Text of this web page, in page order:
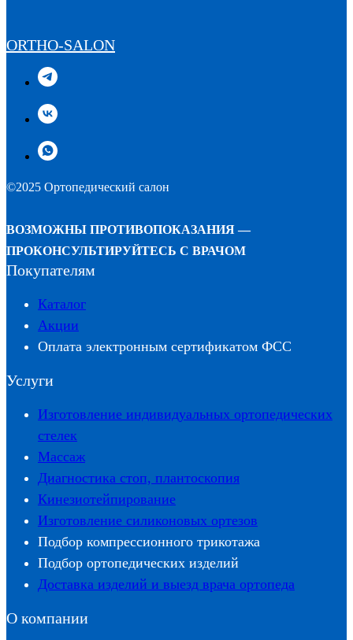
ORTHO-SALON
©2025 Ортопедический салон
ВОЗМОЖНЫ ПРОТИВОПОКАЗАНИЯ —
ПРОКОНСУЛЬТИРУЙТЕСЬ С ВРАЧОМ
Покупателям
Каталог
Акции
Оплата электронным сертификатом ФСС
Услуги
Изготовление индивидуальных ортопедических
стелек
Массаж
Диагностика стоп, плантоскопия
Кинезиотейпирование
Изготовление силиконовых ортезов
Подбор компрессионного трикотажа
Подбор ортопедических изделий
Доставка изделий и выезд врача ортопеда
О компании